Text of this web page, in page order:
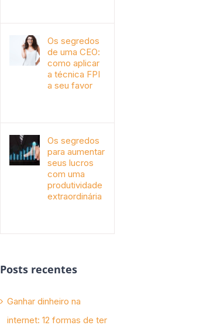
Os segredos
de uma CEO:
como aplicar
a técnica FPI
a seu favor
Os segredos
para aumentar
seus lucros
com uma
produtividade
extraordinária
Posts recentes
Ganhar dinheiro na
internet: 12 formas de ter